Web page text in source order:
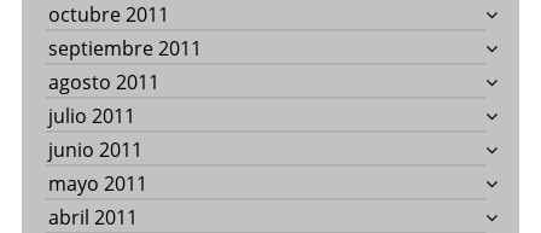
octubre 2011
septiembre 2011
agosto 2011
julio 2011
junio 2011
mayo 2011
abril 2011